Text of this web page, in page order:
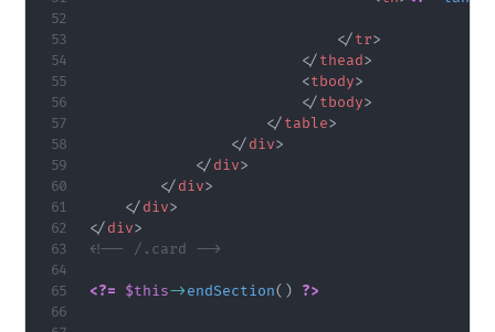
</tr>
</thead>
<tbody>
</tbody>
</table>
</div>
</div>
</div>
</div>
</div>
<!-- /.card -->
<?= $this->endSection( ) ?>